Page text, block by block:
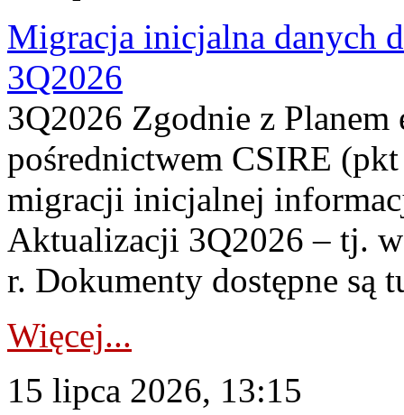
Migracja inicjalna danych
3Q2026
3Q2026 Zgodnie z
pośrednictwem CSIRE
migracji inicjalnej
Aktualizacji 3Q2026 – tj.
r. Dokumenty dostępne są
Więcej...
15 lipca 2026, 13:15